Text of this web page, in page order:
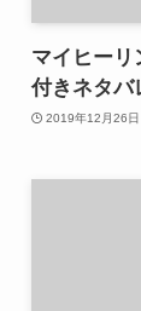
マイヒーリ
付きネタバ
2019年12月26日